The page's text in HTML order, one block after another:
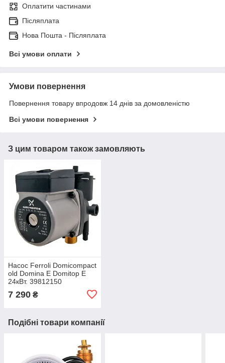
Оплатити частинами
Післяплата
Нова Пошта - Післяплата
Всі умови оплати
Умови повернення
Повернення товару впродовж 14 днів за домовленістю
Всі умови повернення
З цим товаром також замовляють
Насос Ferroli Domicompact
old Domina E Domitop E
24кВт. 39812150
7 290 ₴
Подібні товари компанії